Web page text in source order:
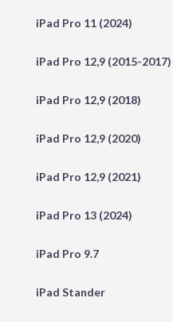
iPad Pro 11 (2024)
iPad Pro 12,9 (2015-2017)
iPad Pro 12,9 (2018)
iPad Pro 12,9 (2020)
iPad Pro 12,9 (2021)
iPad Pro 13 (2024)
iPad Pro 9.7
iPad Stander